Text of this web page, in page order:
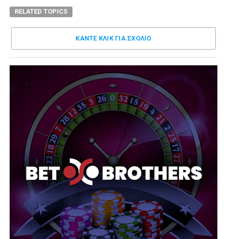
RELATED TOPICS
ΚΑΝΤΕ ΚΛΊΚ ΓΙΑ ΣΧΌΛΙΟ